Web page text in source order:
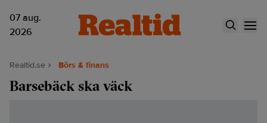
07 aug.
2026
Realtid.se Börs & finans
Barsebäck ska väck